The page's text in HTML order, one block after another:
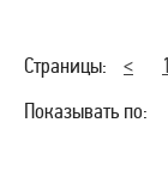
Страницы: < 1
Показывать по: